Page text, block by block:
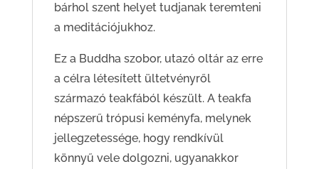
bárhol szent helyet tudjanak teremteni
a meditációjukhoz.
Ez a Buddha szobor, utazó oltár az erre
a célra létesített ültetvényről
származó teakfából készült. A teakfa
népszerű trópusi keményfa, melynek
jellegzetessége, hogy rendkívül
könnyű vele dolgozni, ugyanakkor